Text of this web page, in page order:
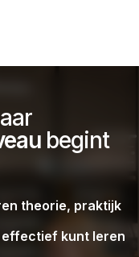
begint
theorie, praktijk
kunt leren